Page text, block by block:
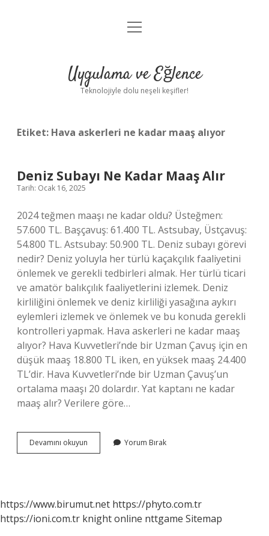
Anasayfa
Yasal Uyarı
menüyü
Uygulama ve Eğlence
Teknolojiyle dolu neşeli keşifler!
Etiket: Hava askerleri ne kadar maaş alıyor
Deniz Subayı Ne Kadar Maaş Alır
Tarih: Ocak 16, 2025
2024 teğmen maaşı ne kadar oldu? Üsteğmen:
57.600 TL. Başçavuş: 61.400 TL. Astsubay, Üstçavuş:
54.800 TL. Astsubay: 50.900 TL. Deniz subayı görevi
nedir? Deniz yoluyla her türlü kaçakçılık faaliyetini
önlemek ve gerekli tedbirleri almak. Her türlü ticari
ve amatör balıkçılık faaliyetlerini izlemek. Deniz
kirliliğini önlemek ve deniz kirliliği yasağına aykırı
eylemleri izlemek ve önlemek ve bu konuda gerekli
kontrolleri yapmak. Hava askerleri ne kadar maaş
alıyor? Hava Kuvvetleri’nde bir Uzman Çavuş için en
düşük maaş 18.800 TL iken, en yüksek maaş 24.400
TL’dir. Hava Kuvvetleri’nde bir Uzman Çavuş’un
ortalama maaşı 20 dolardır. Yat kaptanı ne kadar
maaş alır? Verilere göre…
Devamını okuyun
Subayı
Yorum Bırak
https://www.birumut.net https://phyto.com.tr
https://ioni.com.tr knight online nttgame Sitemap